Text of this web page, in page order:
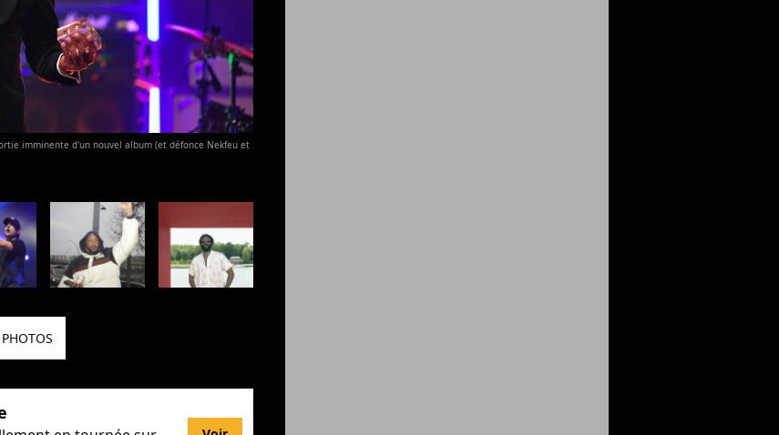
imminente d'un nouvel album (et défonce Nekfeu et